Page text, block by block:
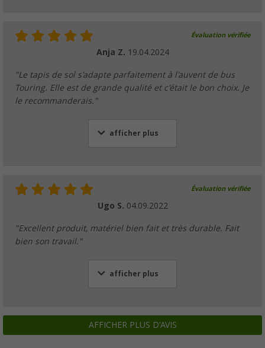
Évaluation vérifiée
Anja Z. 19.04.2024
"Le tapis de sol s'adapte parfaitement à l'auvent de bus
Touring. Elle est de grande qualité et c'était le bon choix. Je
le recommanderais."
afficher plus
Évaluation vérifiée
Ugo S. 04.09.2022
"Excellent produit, matériel bien fait et très durable. Fait
bien son travail."
afficher plus
AFFICHER PLUS D'AVIS